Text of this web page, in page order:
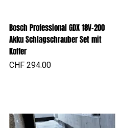
Bosch Professional GDX 18V-200
Akku Schlagschrauber Set mit
Koffer
Preis
CHF 294.00